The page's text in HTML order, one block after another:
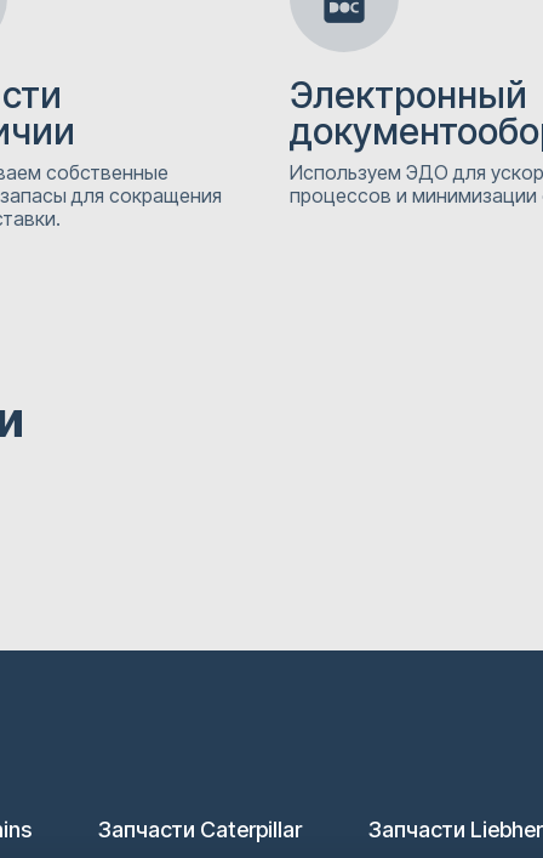
собственные
для сокращения
Электронный
Используем ЭДО для
процессов и
Запчасти Caterpillar Запчасти